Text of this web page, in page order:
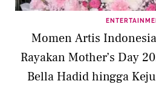
Momen Artis
Rayakan Mother’s Day
Bella Hadid hingga